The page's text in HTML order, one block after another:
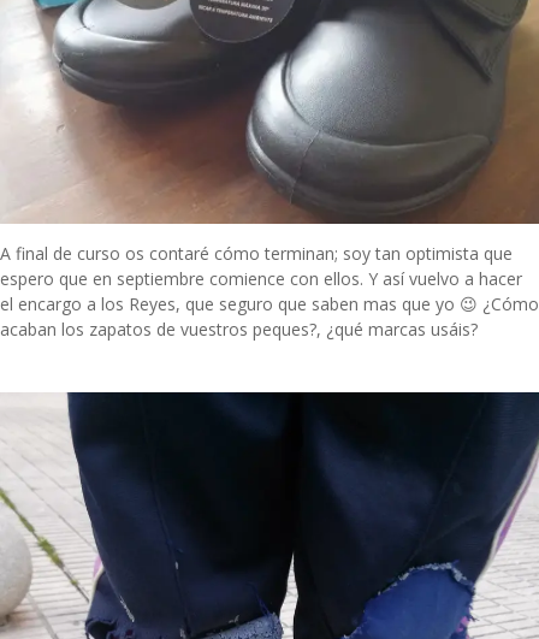
A final de curso os contaré cómo terminan; soy tan optimista que
espero que en septiembre comience con ellos. Y así vuelvo a hacer
el encargo a los Reyes, que seguro que saben mas que yo 😉 ¿Cómo
acaban los zapatos de vuestros peques?, ¿qué marcas usáis?